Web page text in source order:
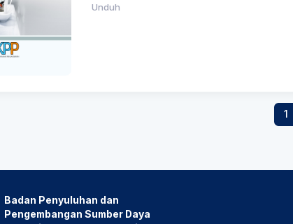
Unduh
1
Badan Penyuluhan dan
Pengembangan Sumber Daya